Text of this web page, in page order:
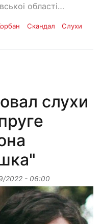
області…
Скандал Слухи
слухи
2022 - 06:00